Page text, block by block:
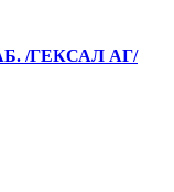
/ГЕКСАЛ АГ/